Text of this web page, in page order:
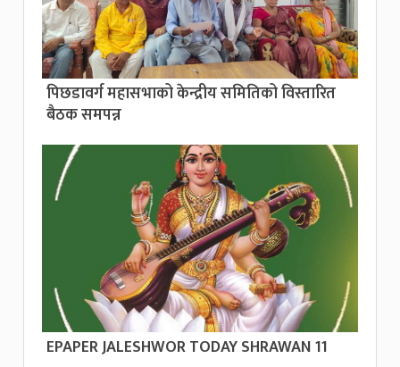
पिछडावर्ग महासभाको केन्द्रीय समितिको विस्तारित
बैठक समपन्न
EPAPER JALESHWOR TODAY SHRAWAN 11